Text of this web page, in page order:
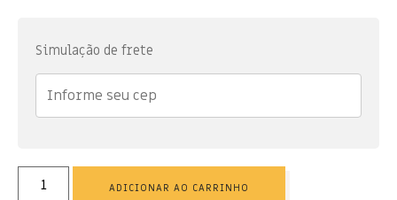
Simulação de frete
ADICIONAR AO CARRINHO